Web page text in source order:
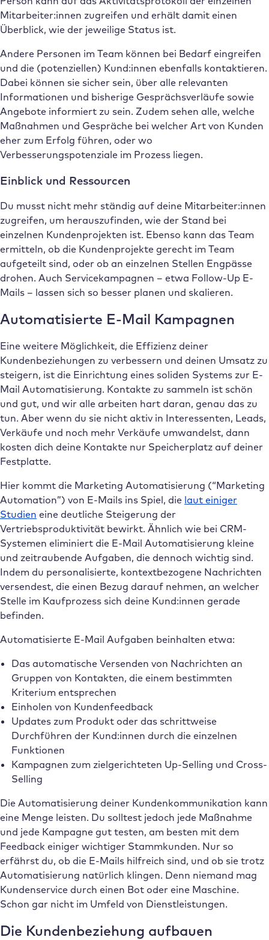
Mitarbeiter:innen zugreifen und erhält damit einen
Überblick, wie der jeweilige Status ist.
Andere Personen im Team können bei Bedarf eingreifen
und die (potenziellen) Kund:innen ebenfalls kontaktieren.
Dabei können sie sicher sein, über alle relevanten
Informationen und bisherige Gesprächsverläufe sowie
Angebote informiert zu sein. Zudem sehen alle, welche
Maßnahmen und Gespräche bei welcher Art von Kunden
eher zum Erfolg führen, oder wo
Verbesserungspotenziale im Prozess liegen.
Einblick und Ressourcen
Du musst nicht mehr ständig auf deine Mitarbeiter:innen
zugreifen, um herauszufinden, wie der Stand bei
einzelnen Kundenprojekten ist. Ebenso kann das Team
ermitteln, ob die Kundenprojekte gerecht im Team
aufgeteilt sind, oder ob an einzelnen Stellen Engpässe
drohen. Auch Servicekampagnen – etwa Follow-Up E-
Mails – lassen sich so besser planen und skalieren.
Automatisierte E-Mail Kampagnen
Eine weitere Möglichkeit, die Effizienz deiner
Kundenbeziehungen zu verbessern und deinen Umsatz zu
steigern, ist die Einrichtung eines soliden Systems zur E-
Mail Automatisierung. Kontakte zu sammeln ist schön
und gut, und wir alle arbeiten hart daran, genau das zu
tun. Aber wenn du sie nicht aktiv in Interessenten, Leads,
Verkäufe und noch mehr Verkäufe umwandelst, dann
kosten dich deine Kontakte nur Speicherplatz auf deiner
Festplatte.
Hier kommt die Marketing Automatisierung (“Marketing
Automation”) von E-Mails ins Spiel, die laut einiger
Studien eine deutliche Steigerung der
Vertriebsproduktivität bewirkt. Ähnlich wie bei CRM-
Systemen eliminiert die E-Mail Automatisierung kleine
und zeitraubende Aufgaben, die dennoch wichtig sind.
Indem du personalisierte, kontextbezogene Nachrichten
versendest, die einen Bezug darauf nehmen, an welcher
Stelle im Kaufprozess sich deine Kund:innen gerade
befinden.
Automatisierte E-Mail Aufgaben beinhalten etwa:
Das automatische Versenden von Nachrichten an
Gruppen von Kontakten, die einem bestimmten
Kriterium entsprechen
Einholen von Kundenfeedback
Updates zum Produkt oder das schrittweise
Durchführen der Kund:innen durch die einzelnen
Funktionen
Kampagnen zum zielgerichteten Up-Selling und Cross-
Selling
Die Automatisierung deiner Kundenkommunikation kann
eine Menge leisten. Du solltest jedoch jede Maßnahme
und jede Kampagne gut testen, am besten mit dem
Feedback einiger wichtiger Stammkunden. Nur so
erfährst du, ob die E-Mails hilfreich sind, und ob sie trotz
Automatisierung natürlich klingen. Denn niemand mag
Kundenservice durch einen Bot oder eine Maschine.
Schon gar nicht im Umfeld von Dienstleistungen.
Die Kundenbeziehung aufbauen